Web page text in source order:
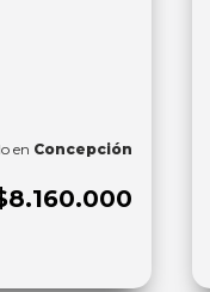
en Concepción